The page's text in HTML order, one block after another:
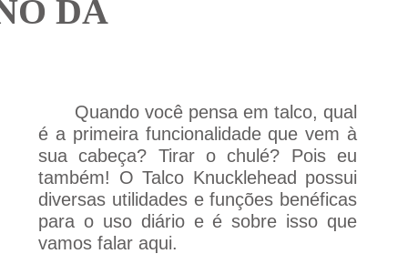
DA
Quando você pensa em talco, qual
é a primeira funcionalidade que vem à
sua cabeça? Tirar o chulé? Pois eu
também! O Talco Knucklehead possui
diversas utilidades e funções benéficas
para o uso diário e é sobre isso que
vamos falar aqui.